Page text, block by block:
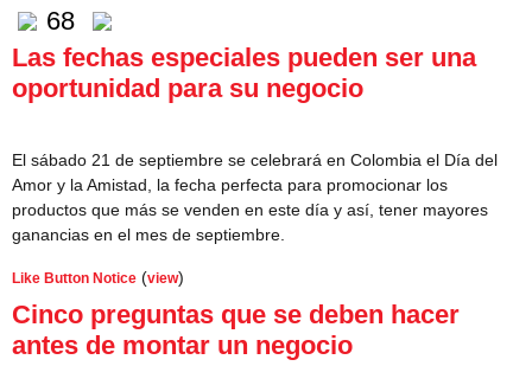
68
Las fechas especiales pueden ser una
oportunidad para su negocio
El sábado 21 de septiembre se celebrará en Colombia el Día del
Amor y la Amistad, la fecha perfecta para promocionar los
productos que más se venden en este día y así, tener mayores
ganancias en el mes de septiembre.
Like Button Notice (view)
Cinco preguntas que se deben hacer
antes de montar un negocio